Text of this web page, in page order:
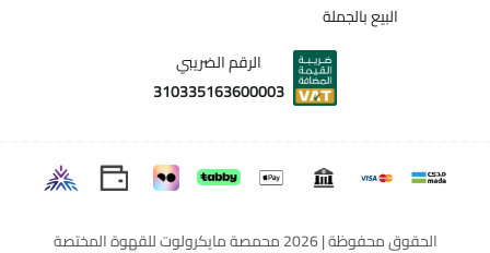
البيع بالجملة
الرقم الضريبي
310335163600003
الحقوق محفوظة | 2026 محمصة مايكرولوت للقهوة المختصة